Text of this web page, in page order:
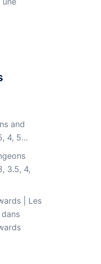
and
4, 5…
3.5, 4,
| Les